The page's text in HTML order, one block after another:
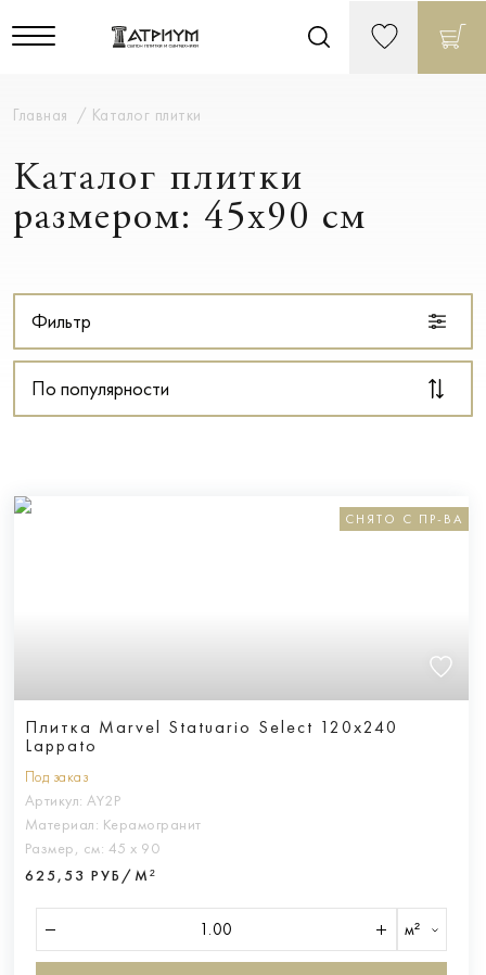
Главная Каталог плитки
Каталог плитки
размером: 45x90 см
Фильтр
По популярности
СНЯТО С ПР-ВА
Плитка Marvel Statuario Select 120x240
Lappato
Под заказ
Артикул: AY2P
Материал: Керамогранит
Размер, см: 45 х 90
625,53 РУБ/М²
м²